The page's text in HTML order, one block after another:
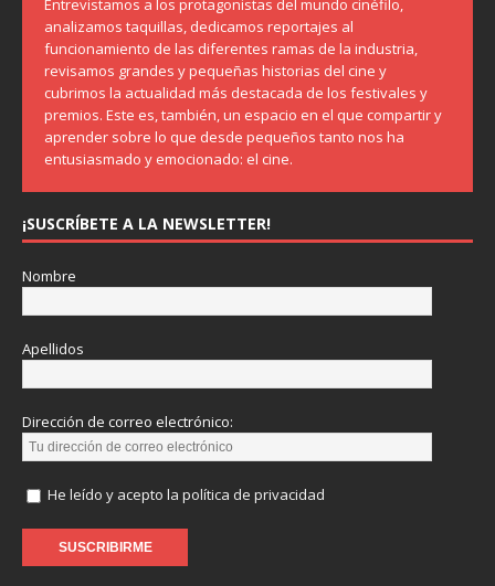
Entrevistamos a los protagonistas del mundo cinéfilo,
analizamos taquillas, dedicamos reportajes al
funcionamiento de las diferentes ramas de la industria,
revisamos grandes y pequeñas historias del cine y
cubrimos la actualidad más destacada de los festivales y
premios. Este es, también, un espacio en el que compartir y
aprender sobre lo que desde pequeños tanto nos ha
entusiasmado y emocionado: el cine.
¡SUSCRÍBETE A LA NEWSLETTER!
Nombre
Apellidos
Dirección de correo electrónico:
He leído y acepto la política de privacidad